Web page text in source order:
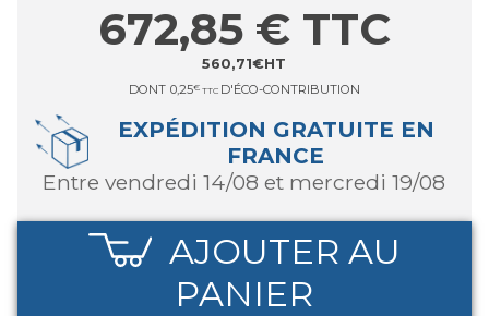
560,71€HT
672,85 € TTC
DONT 0,25€ TTC D'ÉCO-CONTRIBUTION
EXPÉDITION GRATUITE EN
FRANCE
entre vendredi 14/08 et mercredi 19/08
AJOUTER AU
PANIER